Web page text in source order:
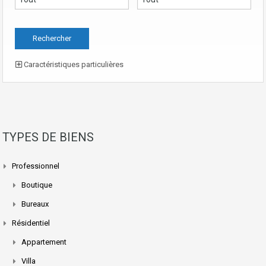
Caractéristiques particulières
TYPES DE BIENS
Professionnel
Boutique
Bureaux
Résidentiel
Appartement
Villa